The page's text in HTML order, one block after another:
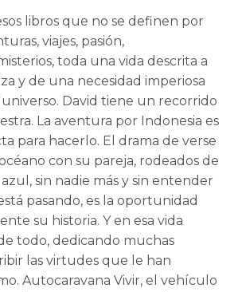
libros que no se definen por
viajes, pasión,
toda una vida descrita a
y de una necesidad imperiosa
David tiene un recorrido
La aventura por Indonesia es
para hacerlo. El drama de verse
con su pareja, rodeados de
sin nadie más y sin entender
pasando, es la oportunidad
su historia. Y en esa vida
todo, dedicando muchas
las virtudes que le han
Autocaravana Vivir, el vehículo